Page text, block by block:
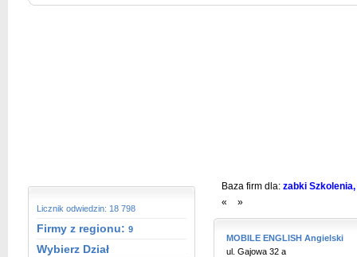
Licznik odwiedzin: 18 798
Firmy z regionu: 9
Wybierz Dział
Baza firm dla: zabki
«
»
MOBILE ENGLISH Angielski
ul. Gajowa 32 a